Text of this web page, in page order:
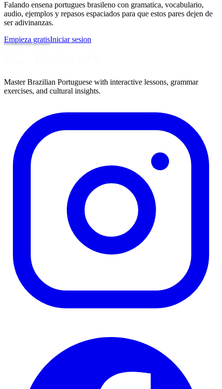
Falando ensena portugues brasileno con gramatica, vocabulario,
audio, ejemplos y repasos espaciados para que estos pares dejen de
ser adivinanzas.
Empieza gratisIniciar sesion
Master Brazilian Portuguese with interactive lessons, grammar
exercises, and cultural insights.